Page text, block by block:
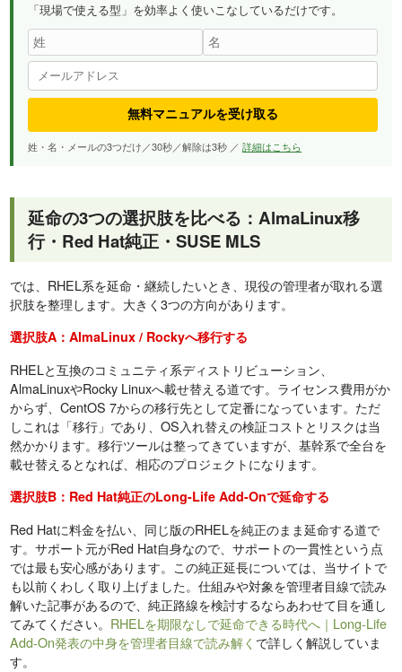
「現場で使える型」を効率よく使いこなしているだけです。
無料マニュアルを受け取る
姓・名・メールの3つだけ／30秒／解除は3秒 ／詳細はこちら
延命の3つの選択肢を比べる：AlmaLinux移
行・Red Hat純正・SUSE MLS
では、RHEL系を延命・継続したいとき、現役の管理者が取れる選
択肢を整理します。大きく3つの方向があります。
選択肢A：AlmaLinux / Rockyへ移行する
RHELと互換のコミュニティ系ディストリビューション、
AlmaLinuxやRocky Linuxへ載せ替える道です。ライセンス費用がか
からず、CentOS 7からの移行先として定番になっています。ただ
しこれは「移行」であり、OS入れ替えの検証コストとリスクは当
然かかります。移行ツールは整ってきていますが、基幹系で全台を
載せ替えるとなれば、相応のプロジェクトになります。
選択肢B：Red Hat純正のLong-Life Add-Onで延命する
Red Hatに料金を払い、同じ版のRHELを純正のまま延命する道で
す。サポート元がRed Hat自身なので、サポートの一貫性という点
では最も安心感があります。この純正延長については、当サイトで
も以前くわしく取り上げました。仕組みや対象を管理者目線で読み
解いた記事があるので、純正路線を検討するならあわせて目を通し
てみてください。 RHELを期限なしで延命できる時代へ｜Long-Life
Add-On発表の中身を管理者目線で読み解く で詳しく解説していま
す。